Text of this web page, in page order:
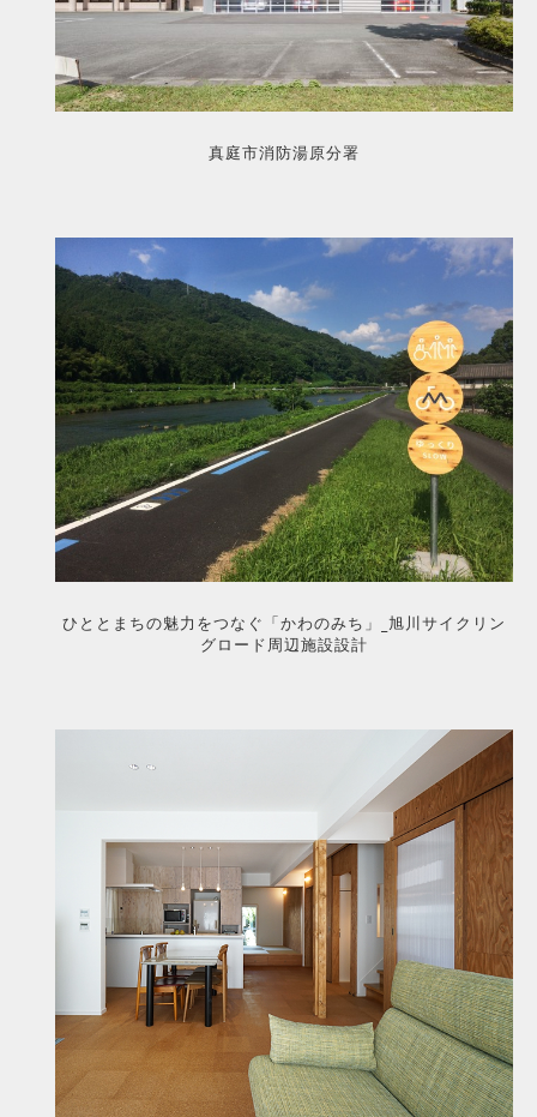
真庭市消防湯原分署
ひととまちの魅力をつなぐ「かわのみち」_旭川サイクリン
グロード周辺施設設計